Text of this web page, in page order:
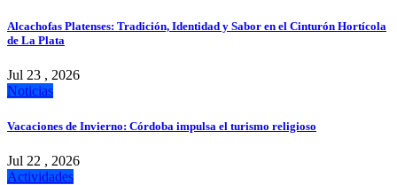
Alcachofas Platenses: Tradición, Identidad y Sabor en el Cinturón Hortícola
de La Plata
Jul 23 , 2026
Noticias
Vacaciones de Invierno: Córdoba impulsa el turismo religioso
Jul 22 , 2026
Actividades